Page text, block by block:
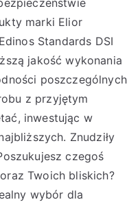
marki Elior
Standards DSI
jakość wykonania
poszczególnych
z przyjętym
inwestując w
Znudziły
czegoś
Twoich bliskich?
wybór dla